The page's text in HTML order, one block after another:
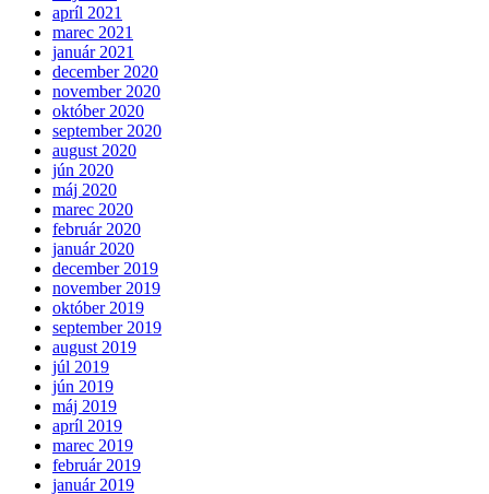
apríl 2021
marec 2021
január 2021
december 2020
november 2020
október 2020
september 2020
august 2020
jún 2020
máj 2020
marec 2020
február 2020
január 2020
december 2019
november 2019
október 2019
september 2019
august 2019
júl 2019
jún 2019
máj 2019
apríl 2019
marec 2019
február 2019
január 2019